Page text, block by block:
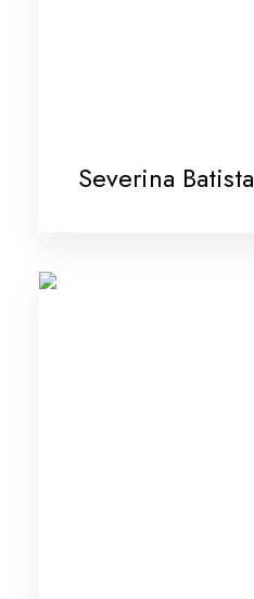
Severina Batista